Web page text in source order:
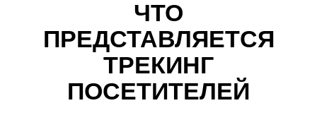
ЧТО
ПРЕДСТАВЛЯЕТСЯ
ТРЕКИНГ
ПОСЕТИТЕЛЕЙ